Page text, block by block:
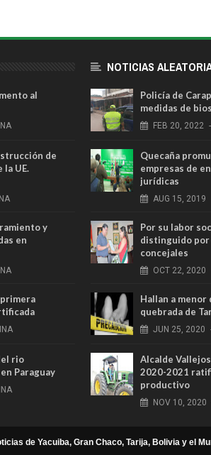
al
de
la UE.
y
en
rio
Paraguay
NOTICIAS
Policía de
medidas de
FEB 20, 2022 -
Quecaña
empresas de
jurídicas
AUG 15, 2019
Por su labor
distinguido por
concejales
OCT 22, 2020
Hallan a menor
quebrada de
JUN 25, 2020
Alcalde
2020-2021
productivo
NOV 10, 2020
de Yacuiba, Gran Chaco, Tarija, Bolivia y el